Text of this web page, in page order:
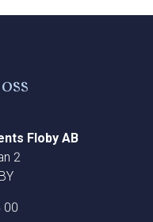
Floby AB
2
00